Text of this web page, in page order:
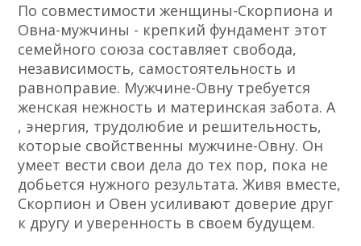
По совместимости женщины-Скорпиона и
Овна-мужчины - крепкий фундамент этот
семейного союза составляет свобода,
независимость, самостоятельность и
равноправие. Мужчине-Овну требуется
женская нежность и материнская забота. А
, энергия, трудолюбие и решительность,
которые свойственны мужчине-Овну. Он
умеет вести свои дела до тех пор, пока не
добьется нужного результата. Живя вместе,
Скорпион и Овен усиливают доверие друг
к другу и уверенность в своем будущем.